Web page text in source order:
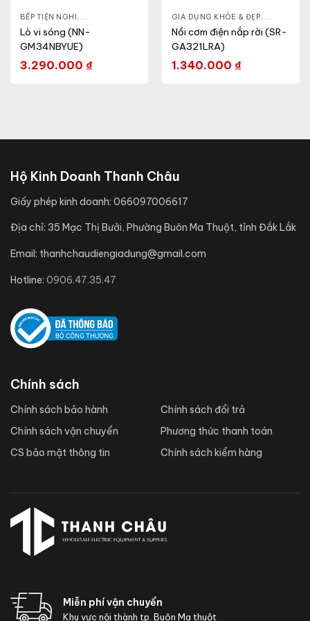
BẾP TIỆN NGHI , GIA DỤNG KHỎE & ĐẸP ,LÒ VI SÓNG
Lò vi sóng (NN-
GM34NBYUE)
3.290.000 ₫
GIA DỤNG KHỎE & ĐẸP, NỒI - ẤM -
Nồi cơm điện nắp rời (SR-
GA321LRA)
1.340.000 ₫
CA - BÌNH ,NỒI CƠM ĐIỆN
Hộ Kinh Doanh Thanh Châu
Giấy phép kinh doanh: 066097006617
Địa chỉ: 35 Mạc Thị Bưởi, Phường Buôn Ma Thuột, tỉnh Đắk Lắk
Email: thanhchaudiengiadung@gmail.com
Hotline: 0906.47.35.47
Chính sách
Chính sách bảo hành
Chính sách vận chuyển
CS bảo mật thông tin
Chính sách đổi trả
Phương thức thanh toán
Chính sách kiểm hàng
Miễn phí vận chuyển
Khu vực nội thành tp. Buôn Ma thuột